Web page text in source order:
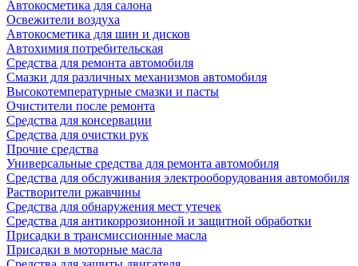
Автокосметика для салона
Освежители воздуха
Автокосметика для шин и дисков
Автохимия потребительская
Средства для ремонта автомобиля
Смазки для различных механизмов автомобиля
Высокотемпературные смазки и пасты
Очистители после ремонта
Средства для консервации
Средства для очистки рук
Прочие средства
Универсальные средства для ремонта автомобиля
Средства для обслуживания электрооборудования автомобиля
Растворители ржавчины
Средства для обнаружения мест утечек
Средства для антикоррозионной и защитной обработки
Присадки в трансмиссионные масла
Присадки в моторные масла